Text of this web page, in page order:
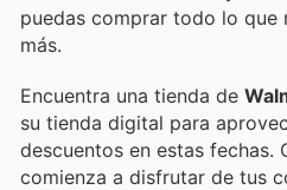
puedas comprar todo lo que
más.
Encuentra una tienda de
su tienda digital para
descuentos en estas fechas.
comienza a disfrutar de tus